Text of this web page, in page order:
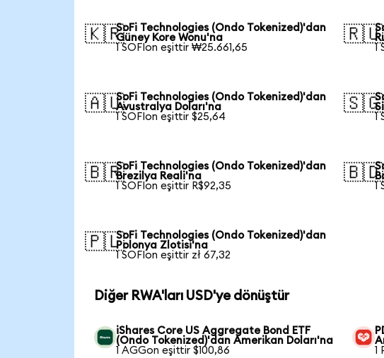
🇰🇷SoFi Technologies (Ondo Tokenized)'dan
Güney Kore Wonu'na
1 SOFIon eşittir ₩25.661,65
🇷🇺
1
🇦🇺SoFi Technologies (Ondo Tokenized)'dan
Avustralya Doları'na
1 SOFIon eşittir $25,64
🇸🇬
1
🇧🇷SoFi Technologies (Ondo Tokenized)'dan
Brezilya Reali'na
1 SOFIon eşittir R$92,35
🇧🇩
1
🇵🇱SoFi Technologies (Ondo Tokenized)'dan
Polonya Zlotisi'na
1 SOFIon eşittir zł 67,32
Diğer RWA'ları USD'ye dönüştür
iShares Core US Aggregate Bond ETF
(Ondo Tokenized)'dan Amerikan Doları'na
1 AGGon eşittir $100,86
1